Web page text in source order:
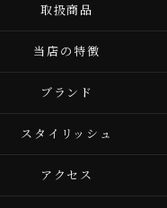
取扱商品
当店の特徴
ブランド
スタイリッシュ
アクセス